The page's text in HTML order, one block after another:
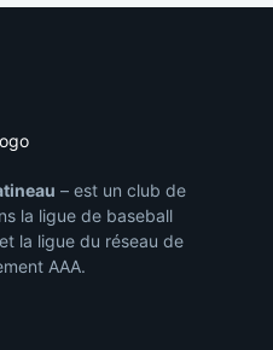
– est un club de
la ligue de baseball
la ligue du réseau de
AAA.